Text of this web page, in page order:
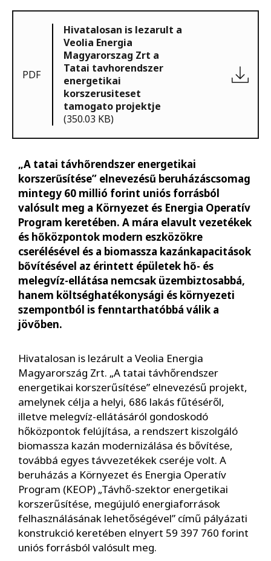
PDF
Hivatalosan is lezarult a
Veolia Energia
Magyarorszag Zrt a
Tatai tavhorendszer
energetikai
korszerusiteset
tamogato projektje
(350.03 KB)
„A tatai távhőrendszer energetikai
korszerűsítése” elnevezésű beruházáscsomag
mintegy 60 millió forint uniós forrásból
valósult meg a Környezet és Energia Operatív
Program keretében. A mára elavult vezetékek
és hőközpontok modern eszközökre
cserélésével és a biomassza kazánkapacitások
bővítésével az érintett épületek hő- és
melegvíz-ellátása nemcsak üzembiztosabbá,
hanem költséghatékonysági és környezeti
szempontból is fenntarthatóbbá válik a
jövőben.
Hivatalosan is lezárult a Veolia Energia
Magyarország Zrt. „A tatai távhőrendszer
energetikai korszerűsítése” elnevezésű projekt,
amelynek célja a helyi, 686 lakás fűtéséről,
illetve melegvíz-ellátásáról gondoskodó
hőközpontok felújítása, a rendszert kiszolgáló
biomassza kazán modernizálása és bővítése,
továbbá egyes távvezetékek cseréje volt. A
beruházás a Környezet és Energia Operatív
Program (KEOP) „Távhő-szektor energetikai
korszerűsítése, megújuló energiaforrások
felhasználásának lehetőségével” című pályázati
konstrukció keretében elnyert 59 397 760 forint
uniós forrásból valósult meg.